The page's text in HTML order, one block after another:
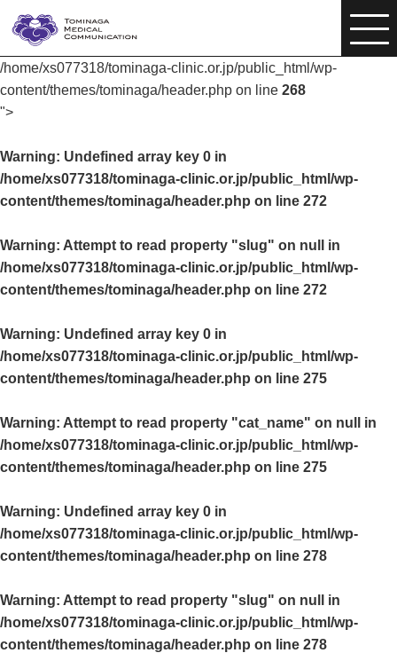
/home/xs077318/tominaga-clinic.or.jp/public_html/wp-
content/themes/tominaga/header.php on line 268
">
Warning: Undefined array key 0 in
/home/xs077318/tominaga-clinic.or.jp/public_html/wp-
content/themes/tominaga/header.php on line 272
Warning: Attempt to read property "slug" on null in
/home/xs077318/tominaga-clinic.or.jp/public_html/wp-
content/themes/tominaga/header.php on line 272
Warning: Undefined array key 0 in
/home/xs077318/tominaga-clinic.or.jp/public_html/wp-
content/themes/tominaga/header.php on line 275
Warning: Attempt to read property "cat_name" on null in
/home/xs077318/tominaga-clinic.or.jp/public_html/wp-
content/themes/tominaga/header.php on line 275
Warning: Undefined array key 0 in
/home/xs077318/tominaga-clinic.or.jp/public_html/wp-
content/themes/tominaga/header.php on line 278
Warning: Attempt to read property "slug" on null in
/home/xs077318/tominaga-clinic.or.jp/public_html/wp-
content/themes/tominaga/header.php on line 278